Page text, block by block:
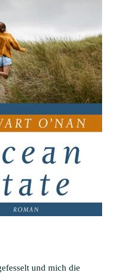
und mich die